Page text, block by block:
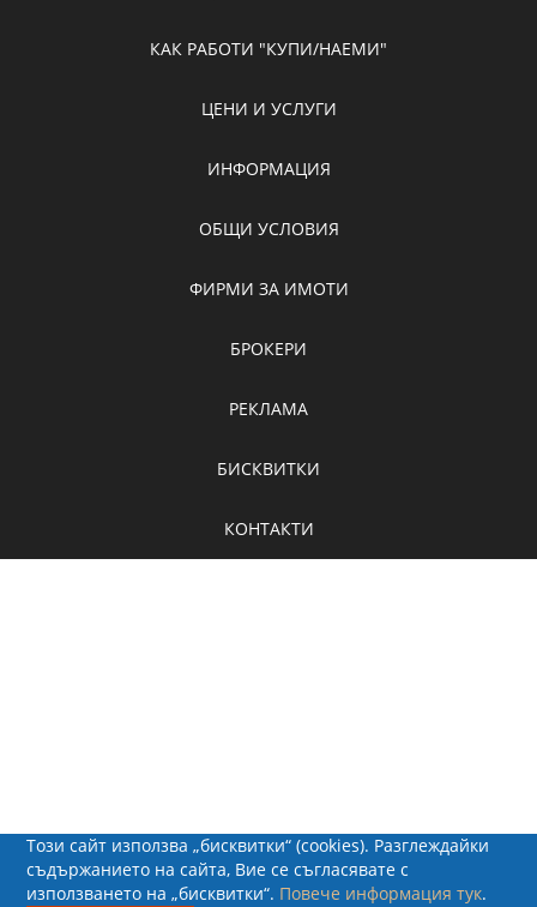
КАК РАБОТИ "КУПИ/НАЕМИ"
ЦЕНИ И УСЛУГИ
ИНФОРМАЦИЯ
ОБЩИ УСЛОВИЯ
ФИРМИ ЗА ИМОТИ
БРОКЕРИ
РЕКЛАМА
БИСКВИТКИ
КОНТАКТИ
Този сайт използва „бисквитки“ (cookies). Разглеждайки
съдържанието на сайта, Вие се съгласявате с
използването на „бисквитки“. Повече информация тук.